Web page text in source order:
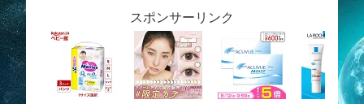
スポンサーリンク